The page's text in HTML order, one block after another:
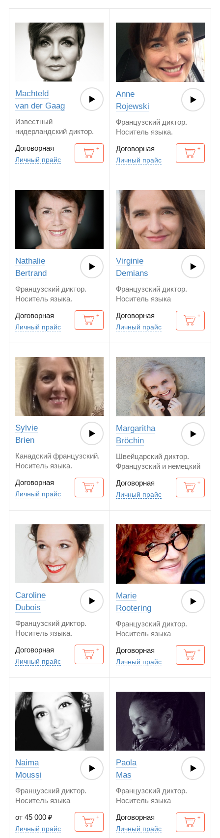
Machteld
van der Gaag
Известный
нидерландский диктор.
на английском и
французском языках.
Договорная
Личный прайс
Anne
Rojewski
Французский диктор.
Носитель языка.
Договорная
Личный прайс
Nathalie
Bertrand
Французский диктор.
Носитель языка.
Договорная
Личный прайс
Virginie
Demians
Французский диктор.
Носитель языка
Договорная
Личный прайс
Sylvie
Brien
Канадский французский.
Носитель языка.
Договорная
Личный прайс
Margaritha
Bröchin
Швейцарский диктор.
Французский и немецкий
Договорная
Личный прайс
Caroline
Dubois
Французский диктор.
Носитель языка.
Канадский диалект
Договорная
Личный прайс
Marie
Rootering
Французский диктор.
Носитель языка
Договорная
Личный прайс
Naima
Moussi
Французский диктор.
Носитель языка
от 45 000 ₽
Личный прайс
Paola
Mas
Французский диктор.
Носитель языка
Договорная
Личный прайс